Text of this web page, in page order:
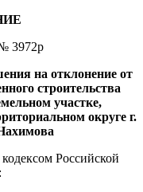
3972р
на отклонение от
строительства
участке,
округе г.
Российской